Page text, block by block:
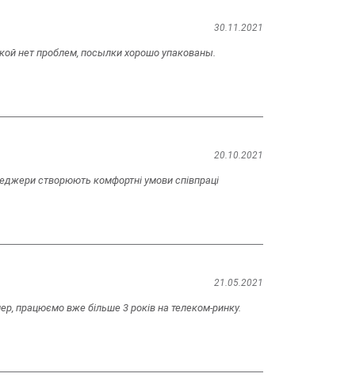
30.11.2021
нет проблем, посылки хорошо упакованы.
20.10.2021
створюють комфортні умови співпраці
21.05.2021
працюємо вже більше 3 років на телеком-ринку.